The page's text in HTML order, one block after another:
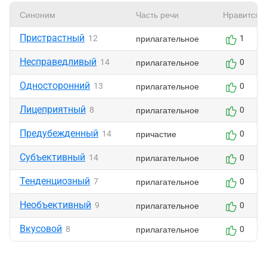
Синоним Часть речи Нравится
Пристрастный 12 прилагательное 1
Несправедливый 14 прилагательное 0
Односторонний 13 прилагательное 0
Лицеприятный 8 прилагательное 0
Предубежденный 14 причастие 0
Субъективный 14 прилагательное 0
Тенденциозный 7 прилагательное 0
Необъективный 9 прилагательное 0
Вкусовой 8 прилагательное 0